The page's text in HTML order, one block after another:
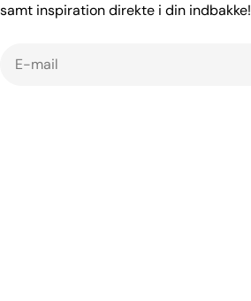
samt inspiration direkte i din indbakke!